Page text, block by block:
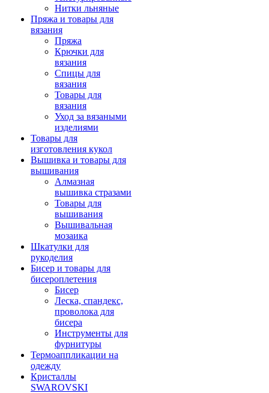
Нитки льняные
Пряжа и товары для
вязания
Пряжа
Крючки для
вязания
Спицы для
вязания
Товары для
вязания
Уход за вязаными
изделиями
Товары для
изготовления кукол
Вышивка и товары для
вышивания
Алмазная
вышивка стразами
Товары для
вышивания
Вышивальная
мозаика
Шкатулки для
рукоделия
Бисер и товары для
бисероплетения
Бисер
Леска, спандекс,
проволока для
бисера
Инструменты для
фурнитуры
Термоаппликации на
одежду
Кристаллы
SWAROVSKI